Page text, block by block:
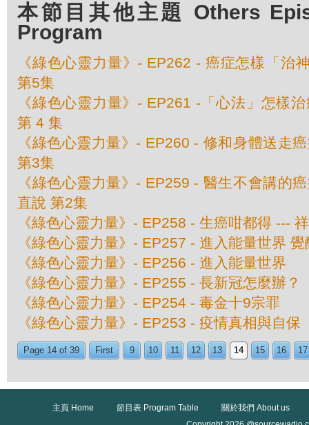
本節目其他主題 Others
Program
《綠色心靈力量》- EP262 - 癌症怎樣「治
第5集
《綠色心靈力量》- EP261 -「心法」怎樣
第 4 集
《綠色心靈力量》- EP260 - 修和身體送走
第3集
《綠色心靈力量》- EP259 - 醫生不會講的
直說 第2集
《綠色心靈力量》- EP258 - 生癌咁都得 ---
《綠色心靈力量》- EP257 - 進入能量世界
《綠色心靈力量》- EP256 - 進入能量世界
《綠色心靈力量》- EP255 - 長新冠怎麼辦？
《綠色心靈力量》- EP254 - 毒金十9宗罪
《綠色心靈力量》- EP253 - 疫情真相與自保
Page 14 of 39 First 9 10 11 12 13 14 15 16 17
主頁 Home 節目表 Program Table
關於我們 About us